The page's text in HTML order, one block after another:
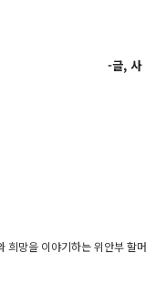
-글, 사
희망을 이야기하는 위안부 할머